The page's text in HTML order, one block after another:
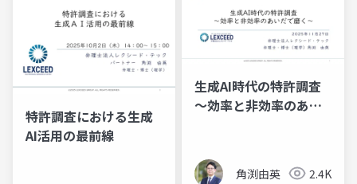
特許調査における生成
AI活用の最前線
生成AI時代の特許調査
～効率と非効率のあい
角渕由英 2.4K